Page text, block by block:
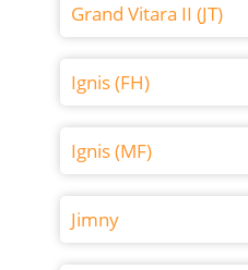
Grand Vitara II (JT)
Ignis (FH)
Ignis (MF)
Jimny